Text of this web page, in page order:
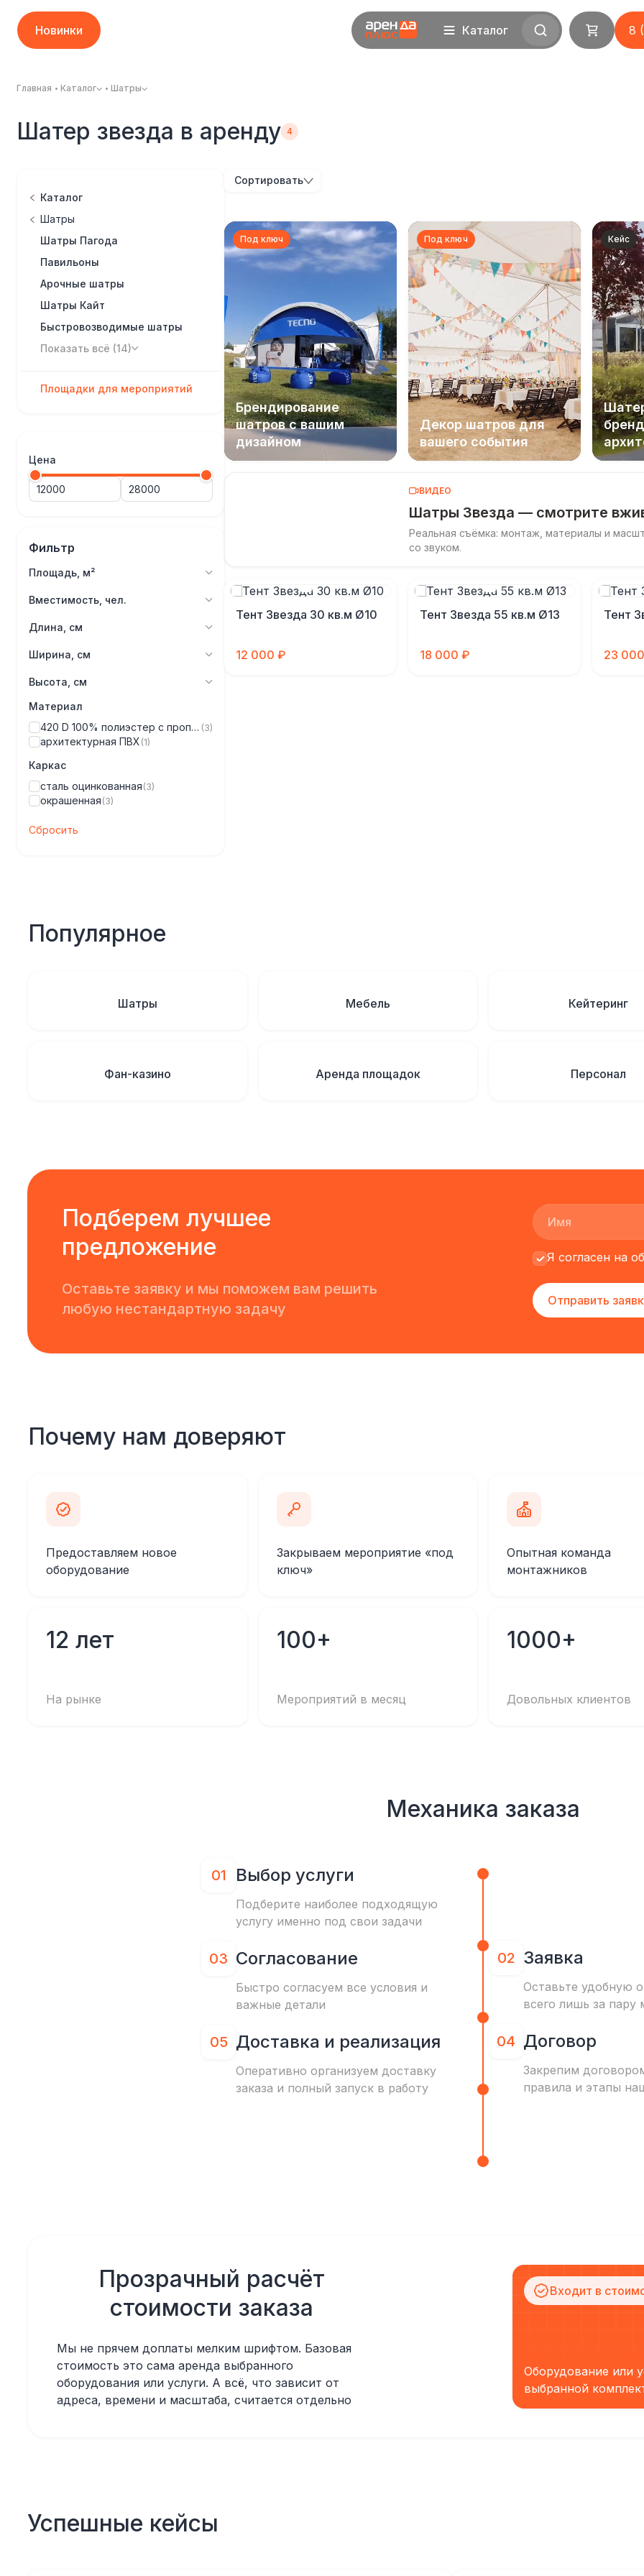
Новинки Каталог 8
Главная Каталог Шатры
Шатер звезда в аренду
Каталог
Шатры
Шатры Пагода
Павильоны
Арочные шатры
Шатры Кайт
Быстровозводимые шатры
Показать всё (14)
Площадки для мероприятий
Цена
Фильтр
Площадь, м²
Вместимость, чел.
Длина, см
Ширина, см
Высота, см
Материал
420 D 100% полиэстер с пропиткой ПВХ (3)
архитектурная ПВХ(1)
Каркас
сталь оцинкованная(3)
окрашенная(3)
Сбросить
Сортировать
Под ключ
Брендирование
шатров с вашим
дизайном
Под ключ
Декор шатров для
вашего события
Кейс
ВИДЕО
Шатры Звезда — смотрите
Реальная съёмка: монтаж, материалы и
со звуком.
Тент Звезда 30 кв.м Ø10
12 000 ₽
Тент Звезда 55 кв.м Ø13
18 000 ₽
Тент
23
Популярное
Шатры Мебель Кейтеринг
Фан-казино Аренда площадок Персонал
Подберем лучшее
предложение
Оставьте заявку и мы поможем вам решить
любую нестандартную задачу
Я согласен на
Отправить
Почему нам доверяют
Предоставляем новое
оборудование
Закрываем мероприятие «под
ключ»
Опытная команда
монтажников
12 лет
На рынке
100+
Мероприятий в месяц
1000+
Довольных клиентов
Механика заказа
01 Выбор услуги
Подберите наиболее подходящую
услугу именно под свои задачи
03 Согласование
Быстро согласуем все условия и
важные детали
05 Доставка и реализация
Оперативно организуем доставку
заказа и полный запуск в работу
02 Заявка
Оставьте удобную
всего лишь за пару
04 Договор
Закрепим
правила и этапы
Прозрачный расчёт
стоимости заказа
Мы не прячем доплаты мелким шрифтом. Базовая
стоимость это сама аренда выбранного
оборудования или услуги. А всё, что зависит от
адреса, времени и масштаба, считается отдельно
Входит в
Оборудование или
выбранной
Успешные кейсы